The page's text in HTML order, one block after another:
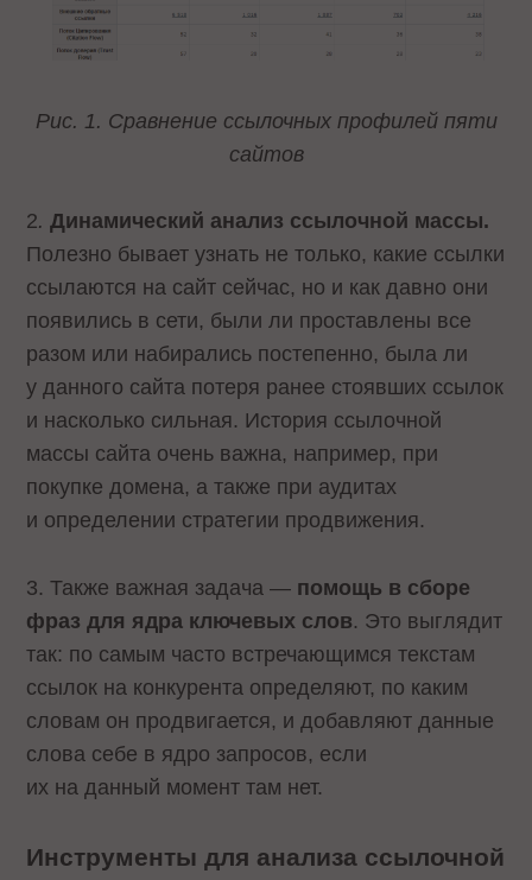
Рис. 1. Сравнение ссылочных профилей пяти
сайтов
2.Динамический анализ ссылочной массы.
Полезно бывает узнать не только, какие ссылки
ссылаются на сайт сейчас, но и как давно они
появились в сети, были ли проставлены все
разом или набирались постепенно, была ли
у данного сайта потеря ранее стоявших ссылок
и насколько сильная. История ссылочной
массы сайта очень важна, например, при
покупке домена, а также при аудитах
и определении стратегии продвижения.
3. Также важная задача — помощь в сборе
фраз для ядра ключевых слов. Это выглядит
так: по самым часто встречающимся текстам
ссылок на конкурента определяют, по каким
словам он продвигается, и добавляют данные
слова себе в ядро запросов, если
их на данный момент там нет.
Инструменты для анализа ссылочной